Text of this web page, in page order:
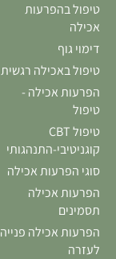
טיפול בהפרעות
אכילה
דימוי גוף
טיפול באכילה רגשית
הפרעות אכילה -
טיפול
טיפול CBT
קוגניטיבי-התנהגותי
סוגי הפרעות אכילה
הפרעות אכילה
תסמינים
הפרעות אכילה פנייה
לעזרה